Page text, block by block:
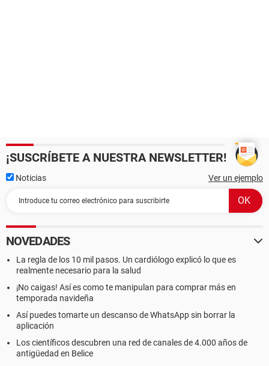
¡SUSCRÍBETE A NUESTRA NEWSLETTER!
Noticias Ver un ejemplo
NOVEDADES
La regla de los 10 mil pasos. Un cardiólogo explicó lo que es
realmente necesario para la salud
¡No caigas! Así es como te manipulan para comprar más en
temporada navideña
Así puedes tomarte un descanso de WhatsApp sin borrar la
aplicación
Los científicos descubren una red de canales de 4.000 años de
antigüedad en Belice